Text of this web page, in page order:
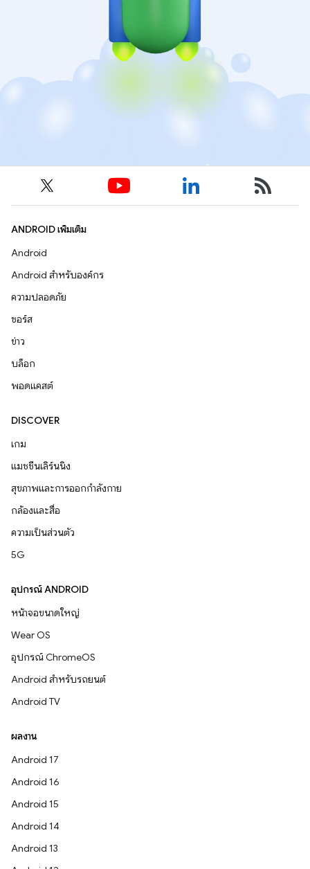
ANDROID เพิ่มเติม
Android
Android สำหรับองค์กร
ความปลอดภัย
ซอร์ส
ข่าว
บล็อก
พอดแคสต์
DISCOVER
เกม
แมชชีนเลิร์นนิง
สุขภาพและการออกกำลังกาย
กล้องและสื่อ
ความเป็นส่วนตัว
5G
อุปกรณ์ ANDROID
หน้าจอขนาดใหญ่
Wear OS
อุปกรณ์ ChromeOS
Android สำหรับรถยนต์
Android TV
ผลงาน
Android 17
Android 16
Android 15
Android 14
Android 13